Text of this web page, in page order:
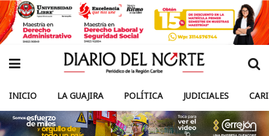
INICIO LA GUAJIRA POLÍTICA JUDICIALES